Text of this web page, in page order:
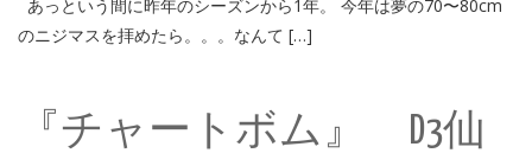
あっという間に昨年のシーズンから1年。 今年は夢の70〜80cm
のニジマスを拝めたら。。。なんて […]
『チャートボム』 D3仙